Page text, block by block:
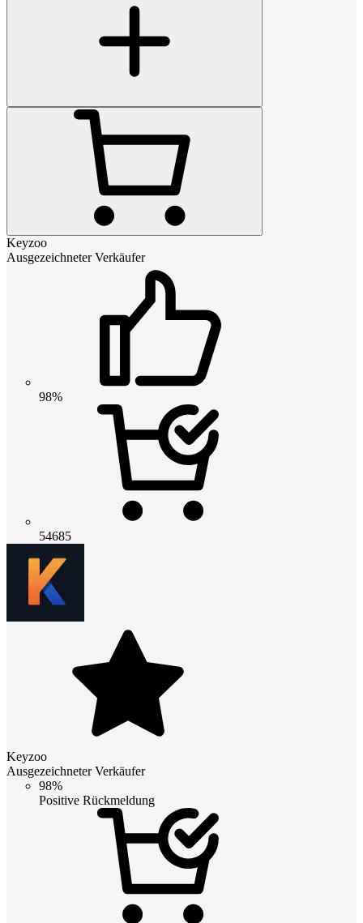
Keyzoo
Ausgezeichneter Verkäufer
98%
54685
Keyzoo
Ausgezeichneter Verkäufer
98%
Positive Rückmeldung